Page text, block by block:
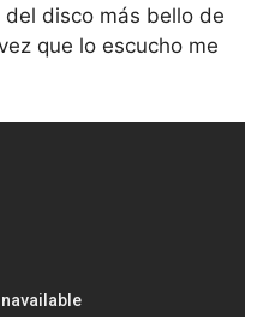
disco más bello de
que lo escucho me